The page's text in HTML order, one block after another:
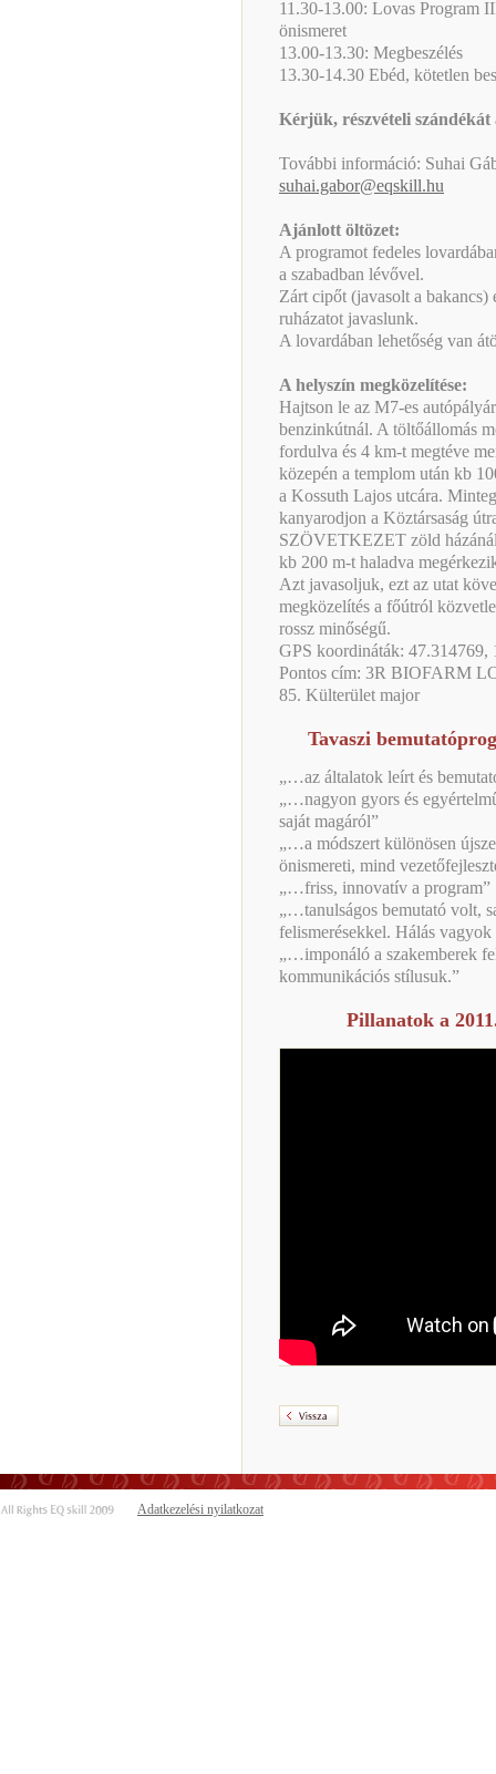
11.30-13.00: Lovas Program
önismeret
13.00-13.30: Megbeszélés
13.30-14.30 Ebéd, kötetlen
Kérjük, részvételi
További információ: Suhai
suhai.gabor@eqskill.hu
Ajánlott öltözet:
A programot fedeles
a szabadban lévővel.
Zárt cipőt (javasolt a bakancs)
ruházatot javaslunk.
A lovardában lehetőség van
A helyszín megközelítése:
Hajtson le az M7-es
benzinkútnál. A töltőállomás
fordulva és 4 km-t megtéve
közepén a templom után kb
a Kossuth Lajos utcára.
kanyarodjon a Köztársaság
SZÖVETKEZET zöld
kb 200 m-t haladva
Azt javasoljuk, ezt az utat
megközelítés a főútról
rossz minőségű.
GPS koordináták: 47.314769,
Pontos cím: 3R BIOFARM
85. Külterület major
Tavaszi
„…az általatok leírt és
„…nagyon gyors és
saját magáról”
„…a módszert különösen
önismereti, mind
„…friss, innovatív a program”
„…tanulságos bemutató volt,
felismerésekkel. Hálás vagyok
„…imponáló a szakemberek
kommunikációs stílusuk.”
Pillanatok a
Adatkezelési nyilatkozat